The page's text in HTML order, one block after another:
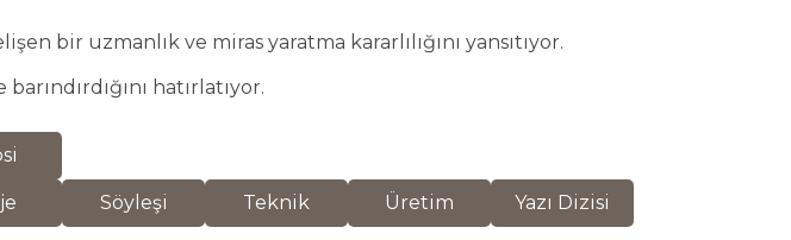
bir uzmanlık ve miras yaratma kararlılığını yansıtıyor.
hatırlatıyor.
Söyleşi Teknik Üretim Yazı Dizisi